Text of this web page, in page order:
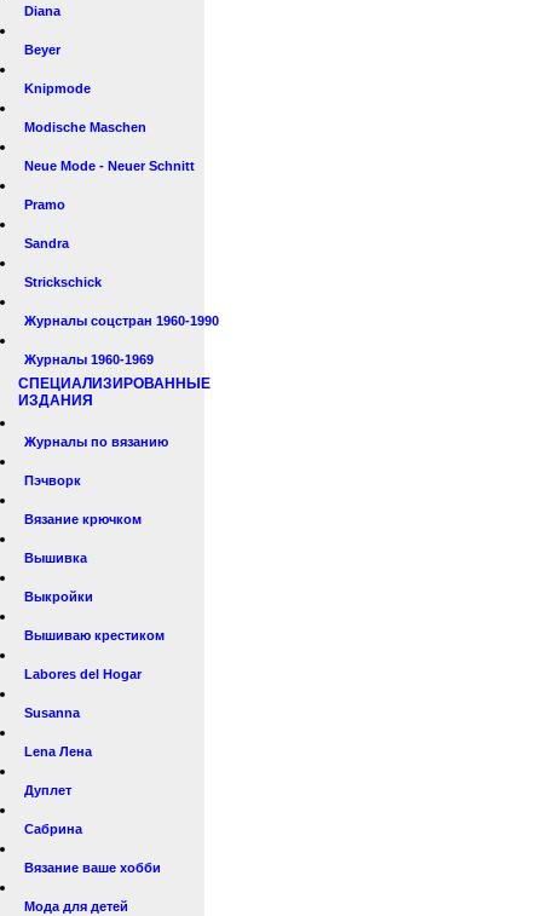
Diana
Beyer
Knipmode
Modische Maschen
Neue Mode - Neuer Schnitt
Pramo
Sandra
Strickschick
Журналы соцстран 1960-1990
Журналы 1960-1969
СПЕЦИАЛИЗИРОВАННЫЕ
ИЗДАНИЯ
Журналы по вязанию
Пэчворк
Вязание крючком
Вышивка
Выкройки
Вышиваю крестиком
Labores del Hogar
Susanna
Lena Лена
Дуплет
Сабрина
Вязание ваше хобби
Мода для детей